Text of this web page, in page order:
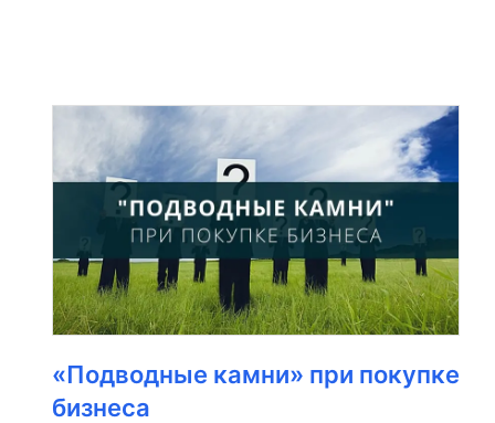
«Подводные камни» при покупке
бизнеса